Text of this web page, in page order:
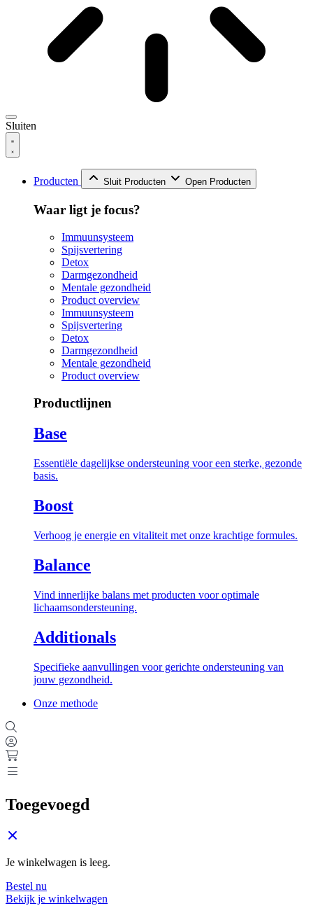
Sluiten
Producten Sluit Producten Open Producten
Waar ligt je focus?
Immuunsysteem
Spijsvertering
Detox
Darmgezondheid
Mentale gezondheid
Product overview
Immuunsysteem
Spijsvertering
Detox
Darmgezondheid
Mentale gezondheid
Product overview
Productlijnen
Base
Essentiële dagelijkse ondersteuning voor een sterke, gezonde
basis.
Boost
Verhoog je energie en vitaliteit met onze krachtige formules.
Balance
Vind innerlijke balans met producten voor optimale
lichaamsondersteuning.
Additionals
Specifieke aanvullingen voor gerichte ondersteuning van
jouw gezondheid.
Onze methode
Toegevoegd
Je winkelwagen is leeg.
Bestel nu
Bekijk je winkelwagen